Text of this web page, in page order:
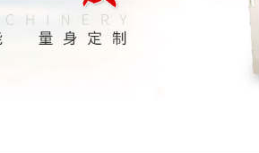
其他产品